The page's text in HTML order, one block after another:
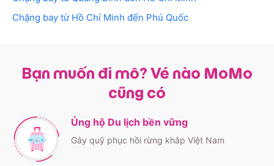
Chặng bay từ Hồ Chí Minh đến Phú Quốc
Bạn muốn đi mô? Vé nào MoMo
cũng có
Ủng hộ Du lịch bền vững
Gây quỹ phục hồi rừng khắp Việt Nam